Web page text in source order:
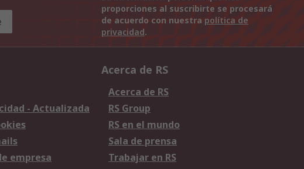
proporciones al suscribirte se procesará
de acuerdo con nuestra política de
privacidad.
- Actualizada
empresa
Acerca de RS
Acerca de RS
RS Group
RS en el mundo
Sala de prensa
Trabajar en RS